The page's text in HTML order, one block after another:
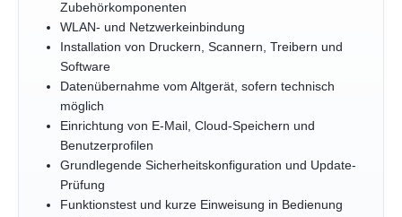
Zubehörkomponenten
WLAN- und Netzwerkeinbindung
Installation von Druckern, Scannern, Treibern und
Software
Datenübernahme vom Altgerät, sofern technisch
möglich
Einrichtung von E-Mail, Cloud-Speichern und
Benutzerprofilen
Grundlegende Sicherheitskonfiguration und Update-
Prüfung
Funktionstest und kurze Einweisung in Bedienung